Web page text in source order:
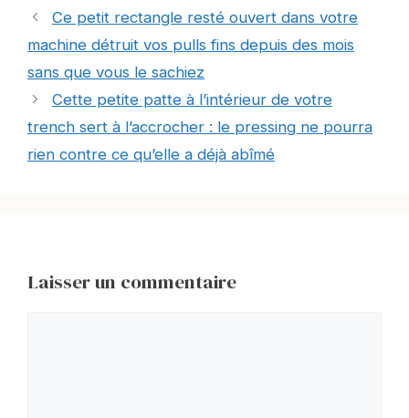
Ce petit rectangle resté ouvert dans votre
machine détruit vos pulls fins depuis des mois
sans que vous le sachiez
Cette petite patte à l’intérieur de votre
trench sert à l’accrocher : le pressing ne pourra
rien contre ce qu’elle a déjà abîmé
Laisser un commentaire